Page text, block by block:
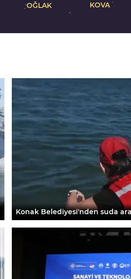
OĞLAK KOVA
Konak Belediyesi'nden suda